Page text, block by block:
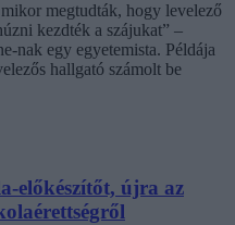
megtudták, hogy levelező
kezdték a szájukat” –
nak egy egyetemista. Példája
hallgató számolt be
előkészítőt, újra az